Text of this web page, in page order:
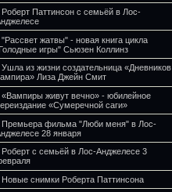
Роберт Паттинсон с семьёй в Лос-
"Рассвет жатвы" - новая книга цикла
игры" Сьюзен Коллинз
Ушла из жизни создательница «Дневников
Лиза Джейн Смит
«Вампиры живут вечно» - юбилейное
«Сумеречной саги»
Премьера фильма "Люби меня" в Лос-
28 января
Роберт с семьёй в Лос-Анджелесе 3
Новые снимки Роберта Паттинсона